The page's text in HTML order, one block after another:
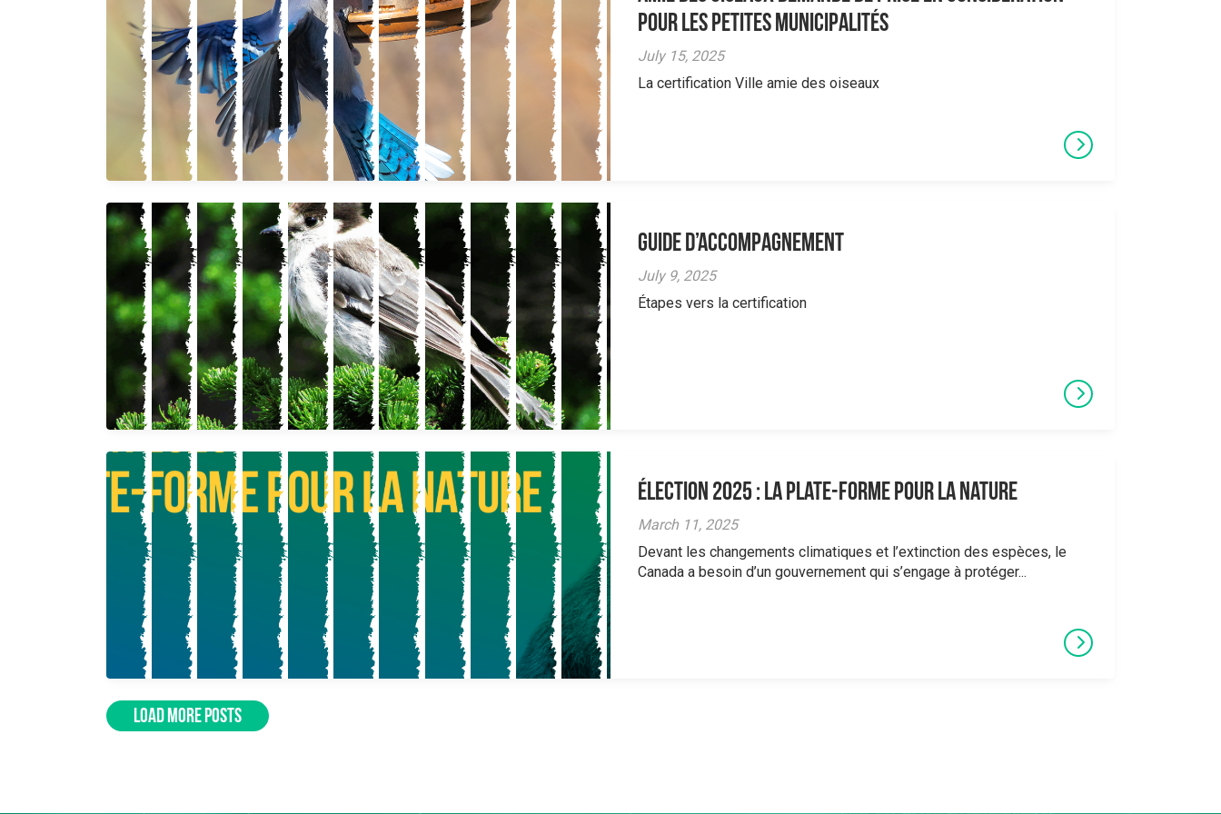
pour les petites municipalités
July 15, 2025
La certification Ville amie des oiseaux
Guide d’accompagnement
July 9, 2025
Étapes vers la certification
Élection 2025 : La plate-forme pour la nature
March 11, 2025
Devant les changements climatiques et l’extinction des espèces, le
Canada a besoin d’un gouvernement qui s’engage à protéger...
LOAD MORE POSTS